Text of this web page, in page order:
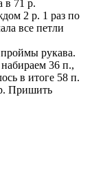
в 71 р.
2 р. 1 раз по
все петли
рукава.
36 п.,
в итоге 58 п.
Пришить